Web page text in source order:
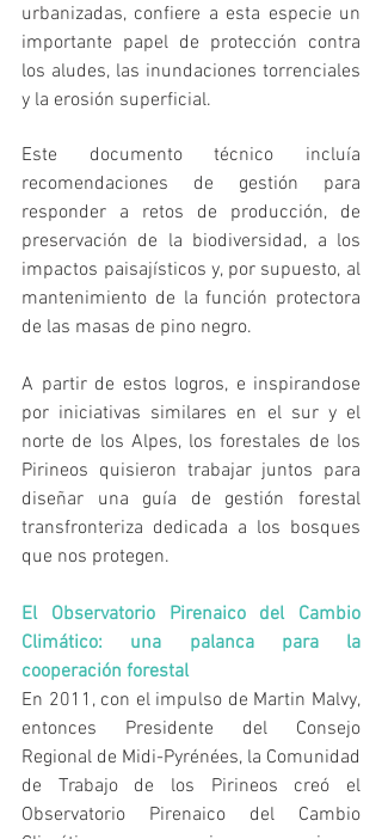
urbanizadas, confiere a esta especie un
importante papel de protección contra
los aludes, las inundaciones torrenciales
y la erosión superficial.
Este documento técnico incluía
recomendaciones de gestión para
responder a retos de producción, de
preservación de la biodiversidad, a los
impactos paisajísticos y, por supuesto, al
mantenimiento de la función protectora
de las masas de pino negro.
A partir de estos logros, e inspirandose
por iniciativas similares en el sur y el
norte de los Alpes, los forestales de los
Pirineos quisieron trabajar juntos para
diseñar una guía de gestión forestal
transfronteriza dedicada a los bosques
que nos protegen.
El Observatorio Pirenaico del Cambio
Climático: una palanca para la
cooperación forestal
En 2011, con el impulso de Martin Malvy,
entonces Presidente del Consejo
Regional de Midi-Pyrénées, la Comunidad
de Trabajo de los Pirineos creó el
Observatorio Pirenaico del Cambio